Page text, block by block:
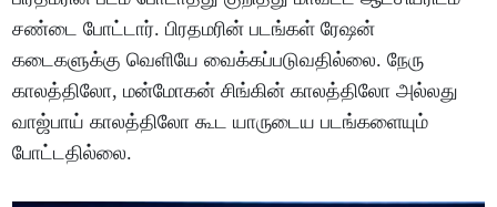
சண்டை போட்டார். பிரதமரின் படங்கள் ரேஷன்
கடைகளுக்கு வெளியே வைக்கப்படுவதில்லை. நேரு
காலத்திலோ, மன்மோகன் சிங்கின் காலத்திலோ அல்லது
வாஜ்பாய் காலத்திலோ கூட யாருடைய படங்களையும்
போட்டதில்லை.